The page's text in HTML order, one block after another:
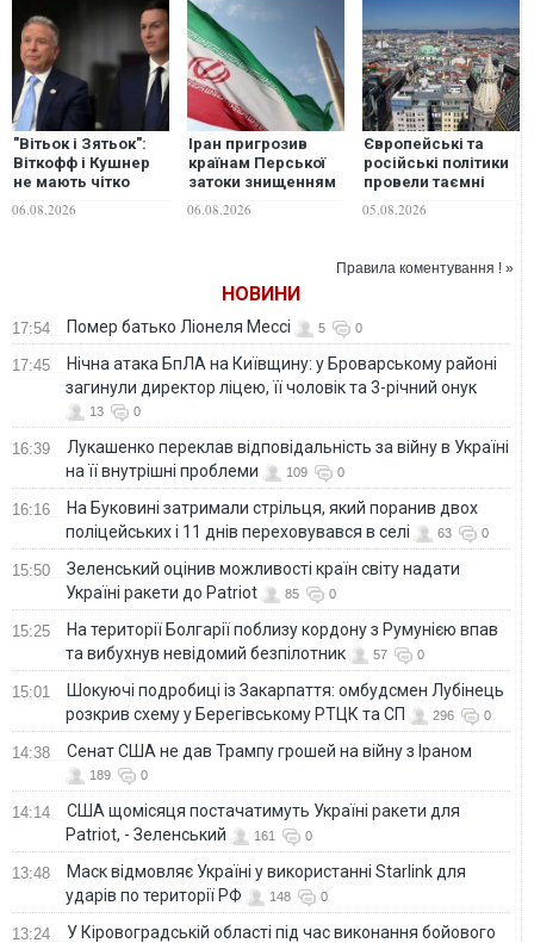
"Вітьок і Зятьок":
Віткофф і Кушнер
не мають чітко
визначених
повноважень та
06.08.2026
Іран пригрозив
країнам Перської
затоки знищенням
енергоінфраструктури
у разі нових атак
06.08.2026
Європейські та
російські політики
провели таємні
переговори щодо
України у Відні, -
05.08.2026
Правила коментування ! »
НОВИНИ
17:54 Помер батько Ліонеля Мессі 5 0
17:45
Нічна атака БпЛА на Київщину: у Броварському районі
загинули директор ліцею, її чоловік та 3-річний онук
13 0
16:39
Лукашенко переклав відповідальність за війну в Україні
на її внутрішні проблеми
109 0
16:16
На Буковині затримали стрільця, який поранив двох
поліцейських і 11 днів переховувався в селі
63 0
15:50
Зеленський оцінив можливості країн світу надати
Україні ракети до Patriot
85 0
15:25
На території Болгарії поблизу кордону з Румунією впав
та вибухнув невідомий безпілотник
57 0
15:01
Шокуючі подробиці із Закарпаття: омбудсмен Лубінець
розкрив схему у Берегівському РТЦК та СП
296 0
14:38 Сенат США не дав Трампу грошей на війну з Іраном
189 0
14:14
США щомісяця постачатимуть Україні ракети для
Patriot, - Зеленський
161 0
13:48
Маск відмовляє Україні у використанні Starlink для
ударів по території РФ
148 0
13:24 У Кіровоградській області під час виконання бойового